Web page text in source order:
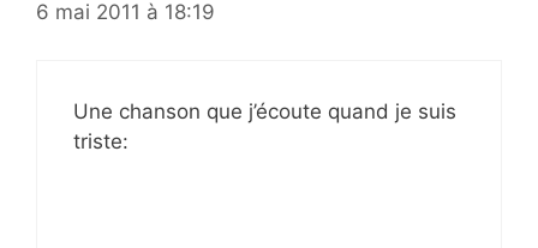
6 mai 2011 à 18:19
Une chanson que j’écoute quand je suis
triste: